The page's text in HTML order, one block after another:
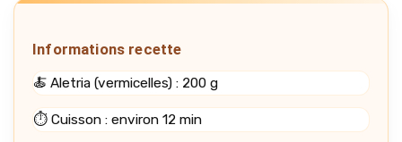
Informations recette
🍝 Aletria (vermicelles) : 200 g
⏱️ Cuisson : environ 12 min